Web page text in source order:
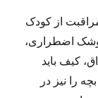
از کودک
پوشک اضطراری،
کیف باید
را نیز در